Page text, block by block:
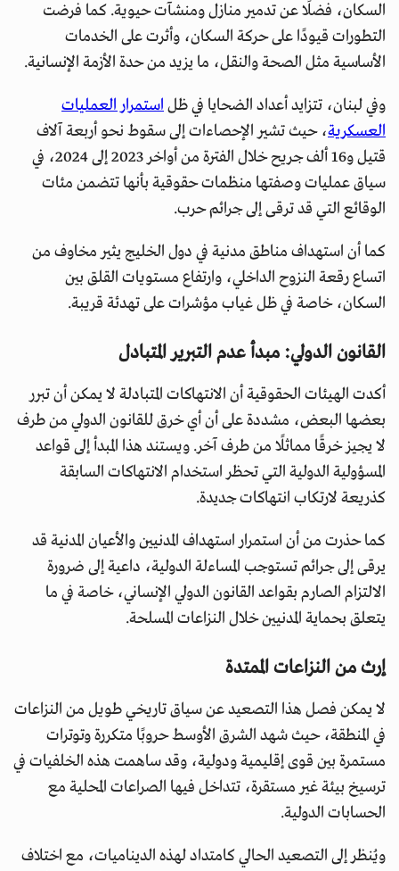
السكان، فضلًا عن تدمير منازل ومنشآت حيوية. كما فرضت
التطورات قيودًا على حركة السكان، وأثرت على الخدمات
الأساسية مثل الصحة والنقل، ما يزيد من حدة الأزمة الإنسانية.
وفي لبنان، تتزايد أعداد الضحايا في ظلاستمرار العمليات
العسكرية، حيث تشير الإحصاءات إلى سقوط نحو أربعة آلاف
قتيل و16 ألف جريح خلال الفترة من أواخر 2023 إلى 2024، في
سياق عمليات وصفتها منظمات حقوقية بأنها تتضمن مئات
الوقائع التي قد ترقى إلى جرائم حرب.
كما أن استهداف مناطق مدنية في دول الخليج يثير مخاوف من
اتساع رقعة النزوح الداخلي، وارتفاع مستويات القلق بين
السكان، خاصة في ظل غياب مؤشرات على تهدئة قريبة.
القانون الدولي: مبدأ عدم التبرير المتبادل
أكدت الهيئات الحقوقية أن الانتهاكات المتبادلة لا يمكن أن تبرر
بعضها البعض، مشددة على أن أي خرق للقانون الدولي من طرف
لا يجيز خرقًا مماثلًا من طرف آخر. ويستند هذا المبدأ إلى قواعد
المسؤولية الدولية التي تحظر استخدام الانتهاكات السابقة
كذريعة لارتكاب انتهاكات جديدة.
كما حذرت من أن استمرار استهداف المدنيين والأعيان المدنية قد
يرقى إلى جرائم تستوجب المساءلة الدولية، داعية إلى ضرورة
الالتزام الصارم بقواعد القانون الدولي الإنساني، خاصة في ما
يتعلق بحماية المدنيين خلال النزاعات المسلحة.
إرث من النزاعات الممتدة
لا يمكن فصل هذا التصعيد عن سياق تاريخي طويل من النزاعات
في المنطقة، حيث شهد الشرق الأوسط حروبًا متكررة وتوترات
مستمرة بين قوى إقليمية ودولية، وقد ساهمت هذه الخلفيات في
ترسيخ بيئة غير مستقرة، تتداخل فيها الصراعات المحلية مع
الحسابات الدولية.
ويُنظر إلى التصعيد الحالي كامتداد لهذه الديناميات، مع اختلاف